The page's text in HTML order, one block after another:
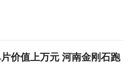
价值上万元 河南金刚石跑